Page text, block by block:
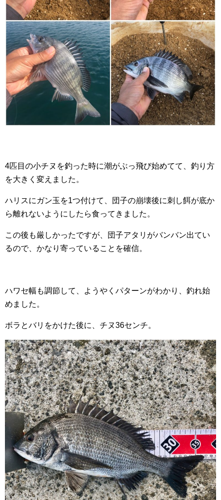
4匹目の小チヌを釣った時に潮がぶっ飛び始めてて、釣り方
を大きく変えました。
ハリスにガン玉を1つ付けて、団子の崩壊後に刺し餌が底か
ら離れないようにしたら食ってきました。
この後も厳しかったですが、団子アタリがバンバン出てい
るので、かなり寄っていることを確信。
ハワセ幅も調節して、ようやくパターンがわかり、釣れ始
めました。
ボラとバリをかけた後に、チヌ36センチ。